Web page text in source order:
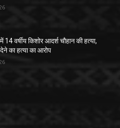
14 वर्षीय किशोर आदर्श चौहान की हत्या,
देने का हत्या का आरोप